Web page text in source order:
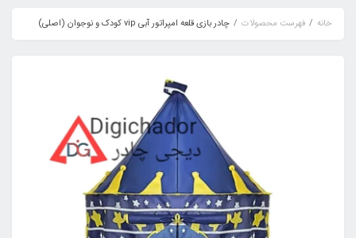
خانه فهرست محصولات چادر بازی قلعه امپراتور آبی vip کودک و نوجوان (اصلی)